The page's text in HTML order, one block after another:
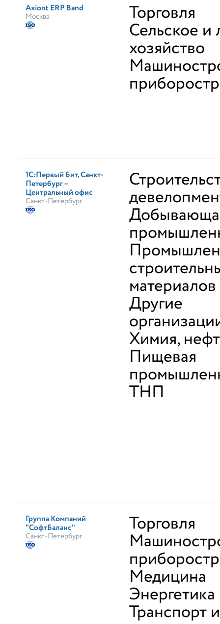
Axiont ERP Band
Москва Торговля
Сельское и
хозяйство
1С:Первый Бит, Санкт-
Петербург –
Центральный офис
Санкт-Петербург
материалов
Другие
Химия,
Пищевая
ТНП
Группа Компаний
"СофтБаланс"
Санкт-Петербург
Торговля
Медицина
Энергетика
Транспорт и